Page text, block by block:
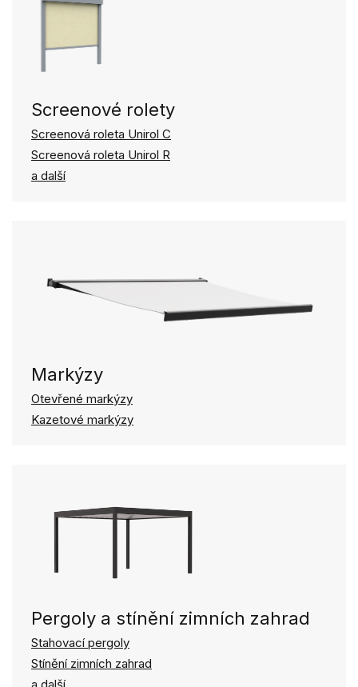
Screenové rolety
Screenová roleta Unirol C
Screenová roleta Unirol R
a další
Markýzy
Otevřené markýzy
Kazetové markýzy
Pergoly a stínění zimních zahrad
Stahovací pergoly
Stínění zimních zahrad